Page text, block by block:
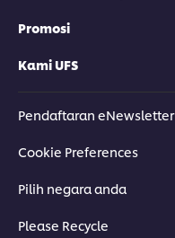
Promosi
Kami UFS
Pendaftaran eNewsletter
Cookie Preferences
Pilih negara anda
Please Recycle